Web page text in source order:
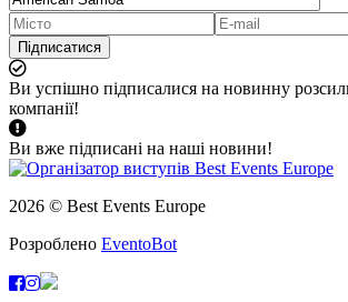
Підписатися
Ви успішно підписалися на новинну
компанії!
Ви вже підписані на наші новини!
2026 © Best Events Europe
Розроблено EventoBot